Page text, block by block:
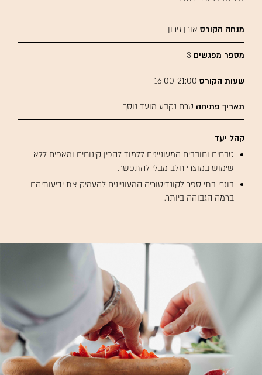
מנחה הקורס אורן גירון
מספר מפגשים 3
שעות הקורס 16:00-21:00
תאריך פתיחה טרם נקבע מועד נוסף
קהל יעד
טבחים וחובבים המעוניינים ללמוד להכין קינוחים ומאפים ללא
שימוש במוצרי חלב מבלי להתפשר.
בוגרי בתי ספר לקונדיטוריה המעוניינים להעמיק את ידיעותיהם
ברמה הגבוהה ביותר.